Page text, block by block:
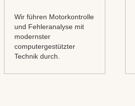
Wir führen Motorkontrolle
und Fehleranalyse mit
modernster
computergestützter
Technik durch.